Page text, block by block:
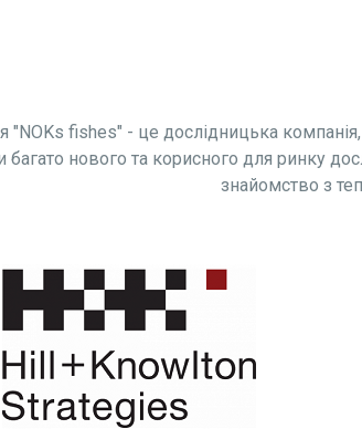
"NOKs fishes" - це дослідницька
багато нового та корисного для ринку
знайомство з